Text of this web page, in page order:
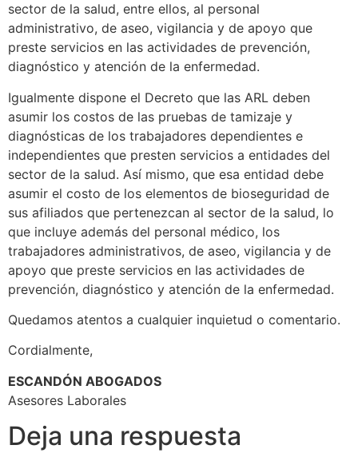
sector de la salud, entre ellos, al personal
administrativo, de aseo, vigilancia y de apoyo que
preste servicios en las actividades de prevención,
diagnóstico y atención de la enfermedad.
Igualmente dispone el Decreto que las ARL deben
asumir los costos de las pruebas de tamizaje y
diagnósticas de los trabajadores dependientes e
independientes que presten servicios a entidades del
sector de la salud. Así mismo, que esa entidad debe
asumir el costo de los elementos de bioseguridad de
sus afiliados que pertenezcan al sector de la salud, lo
que incluye además del personal médico, los
trabajadores administrativos, de aseo, vigilancia y de
apoyo que preste servicios en las actividades de
prevención, diagnóstico y atención de la enfermedad.
Quedamos atentos a cualquier inquietud o comentario.
Cordialmente,
ESCANDÓN ABOGADOS
Asesores Laborales
Deja una respuesta